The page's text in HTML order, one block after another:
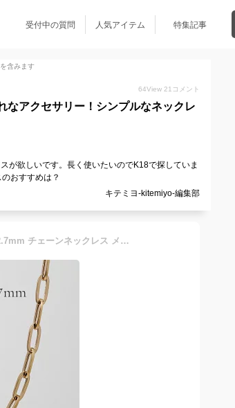
受付中の質問 人気アイテム 特集記事
含みます
64View 21 コメント
なアクセサリー！シンプルなネックレ
が欲しいです。長く使いたいのでK18で探していま
おすすめは？
キテミヨ-kitemiyo-編集部
K18 ペーパークリップ ネックレスチェーン 2.7mm チェーンネックレス メンズ レディース ユニセックス 18k k18ネックレス 18金ネックレス スパルタカス ゴールドチェーンネックレス 太め 40cm 45cm 50cm 60cm ボリューム 延長 金属アレルギー対応